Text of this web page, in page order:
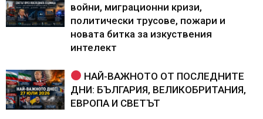
войни, миграционни кризи,
политически трусове, пожари и
новата битка за изкуствения
интелект
НАЙ-ВАЖНОТО ОТ ПОСЛЕДНИТЕ
ДНИ: БЪЛГАРИЯ, ВЕЛИКОБРИТАНИЯ,
ЕВРОПА И СВЕТЪТ